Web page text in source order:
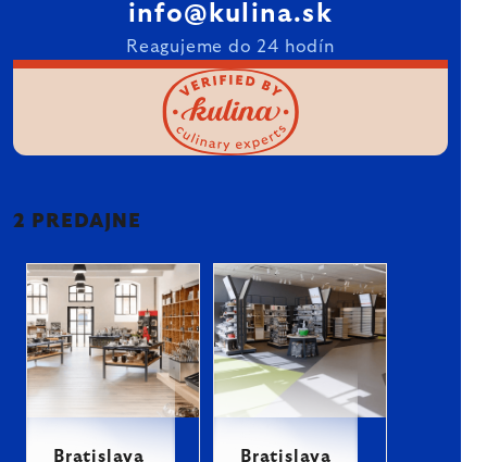
info@kulina.sk
Reagujeme do 24 hodín
2 PREDAJNE
Bratislava Bratislava